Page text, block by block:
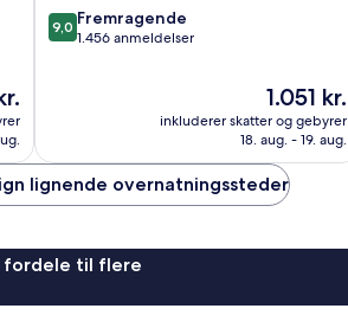
9.0
ud
9,0 Fremragende
1.456 anmeldelser
Prisen
er
1.051 kr.
1.051 kr.
inkluderer skatter og gebyrer
18. aug. - 19. aug.
lignende overnatningssteder
fordele til flere